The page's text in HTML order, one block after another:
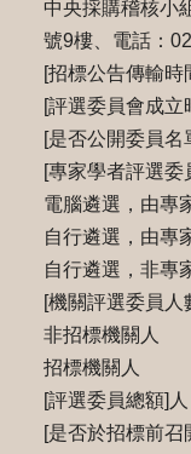
中央採購稽核小
號9樓、電話：
[招標公告傳輸時
[評選委員會成立
[是否公開委員名
[專家學者評選委
電腦遴選，由專
自行遴選，由專
自行遴選，非專
[機關評選委員人
非招標機關人
招標機關人
[評選委員總額]人
[是否於招標前